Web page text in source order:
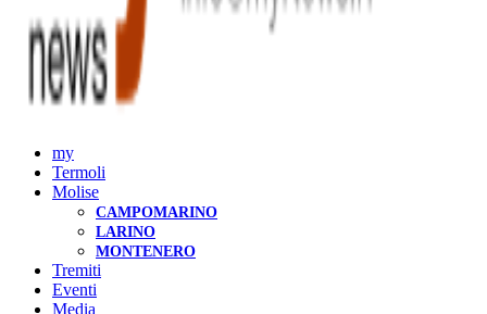
my
Termoli
Molise
CAMPOMARINO
LARINO
MONTENERO
Tremiti
Eventi
Media